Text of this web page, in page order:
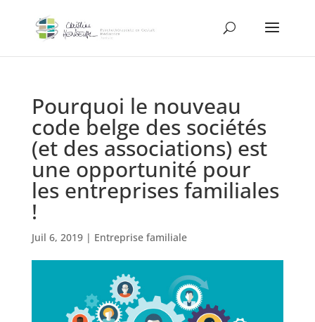
Pourquoi le nouveau
code belge des sociétés
(et des associations) est
une opportunité pour
les entreprises familiales
!
Juil 6, 2019| Entreprise familiale